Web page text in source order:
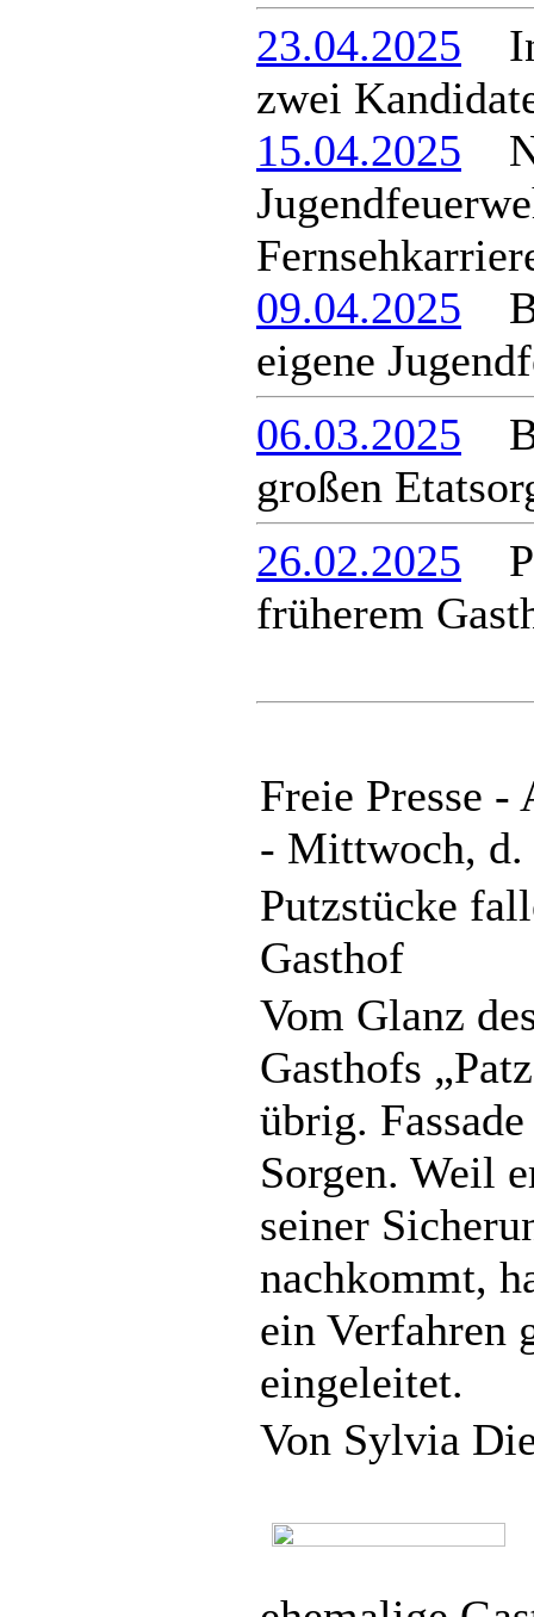
23.04.2025 In
zwei
15.04.2025
09.04.2025
eigene
06.03.2025
großen
26.02.2025
früherem
Freie Presse -
- Mittwoch, d.
Putzstücke
Gasthof
Vom Glanz
Gasthofs
übrig.
Sorgen. Weil
seiner
nachkommt,
ein Verfahren
eingeleitet.
Von Sylvia